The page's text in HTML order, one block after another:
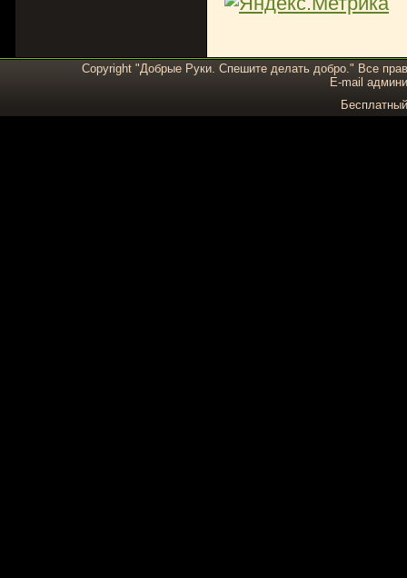
Copyright "Добрые Руки. Спешите делать добро." Все
E-mail